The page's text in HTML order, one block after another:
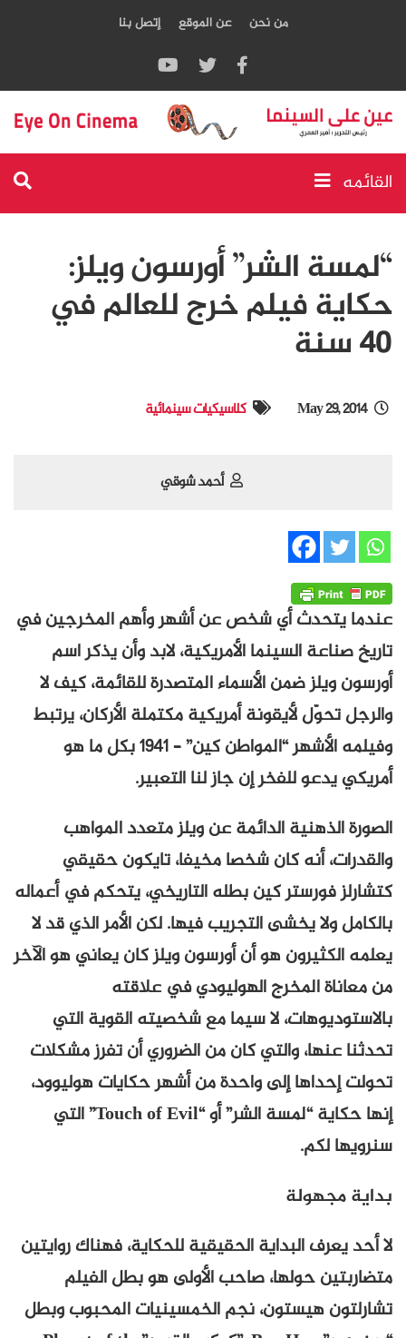
من نحن عن الموقع إتصل بنا
القائمه
“لمسة الشر” أورسون ويلز:
حكاية فيلم خرج للعالم في
40 سنة
May 29, 2014 كلاسيكيات سينمائية
أحمد شوقي
عندما يتحدث أي شخص عن أشهر وأهم المخرجين في
تاريخ صناعة السينما الأمريكية، لابد وأن يذكر اسم
أورسون ويلز ضمن الأسماء المتصدرة للقائمة، كيف لا
والرجل تحوّل لأيقونة أمريكية مكتملة الأركان، يرتبط
وفيلمه الأشهر “المواطن كين” – 1941 بكل ما هو
أمريكي يدعو للفخر إن جاز لنا التعبير.
الصورة الذهنية الدائمة عن ويلز متعدد المواهب
والقدرات، أنه كان شخصا مخيفا، تايكون حقيقي
كتشارلز فورستر كين بطله التاريخي، يتحكم في أعماله
بالكامل ولا يخشى التجريب فيها. لكن الأمر الذي قد لا
يعلمه الكثيرون هو أن أورسون ويلز كان يعاني هو الآخر
من معاناة المخرج الهوليودي في علاقته
بالاستوديوهات، لا سيما مع شخصيته القوية التي
تحدثنا عنها، والتي كان من الضروري أن تفرز مشكلات
تحولت إحداها إلى واحدة من أشهر حكايات هوليوود،
إنها حكاية “لمسة الشر” أو “Touch of Evil” التي
سنرويها لكم.
بداية مجهولة
لا أحد يعرف البداية الحقيقية للحكاية، فهناك روايتين
متضاربتين حولها، صاحب الأولى هو بطل الفيلم
تشارلتون هيستون، نجم الخمسينيات المحبوب وبطل